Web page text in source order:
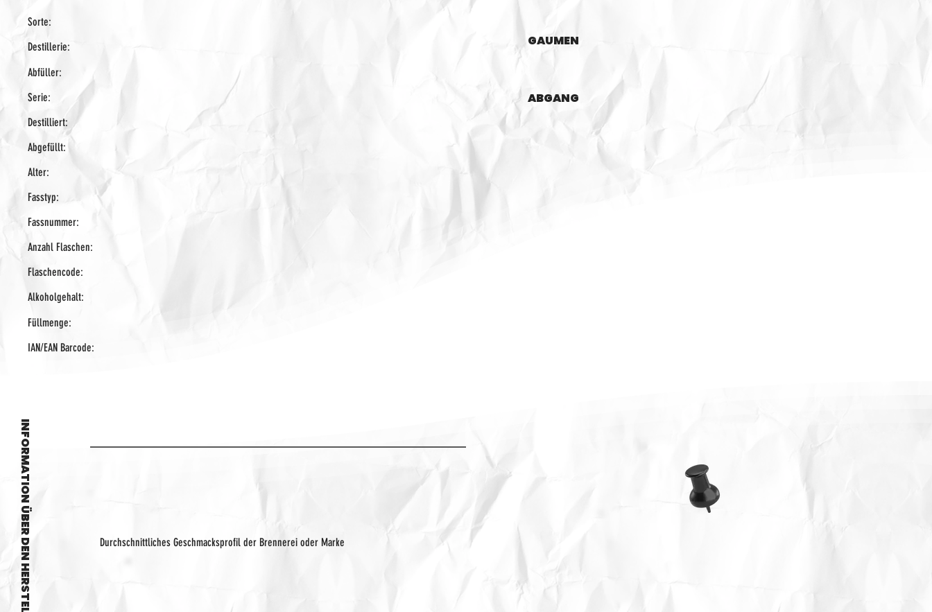
GAUMEN
ABGANG
Sorte:
Destillerie:
Abfüller:
Serie:
Destilliert:
Abgefüllt:
Alter:
Fasstyp:
Fassnummer:
Anzahl Flaschen:
Flaschencode:
Alkoholgehalt:
Füllmenge:
IAN/EAN Barcode:
Durchschnittliches Geschmacksprofil der Brennerei oder Marke